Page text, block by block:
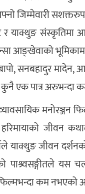
जिम्मेवारी
याक्थुङ संस्कृतिमा
आङ्खेवाको
सनबहादुर
कुनै एक पात्र अरुभन्दा
मनोरञ्जन
जीवन
जीवन
यस
कम नभएको